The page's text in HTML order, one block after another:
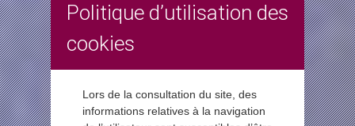
Politique d’utilisation des
cookies
Lors de la consultation du site, des
informations relatives à la navigation